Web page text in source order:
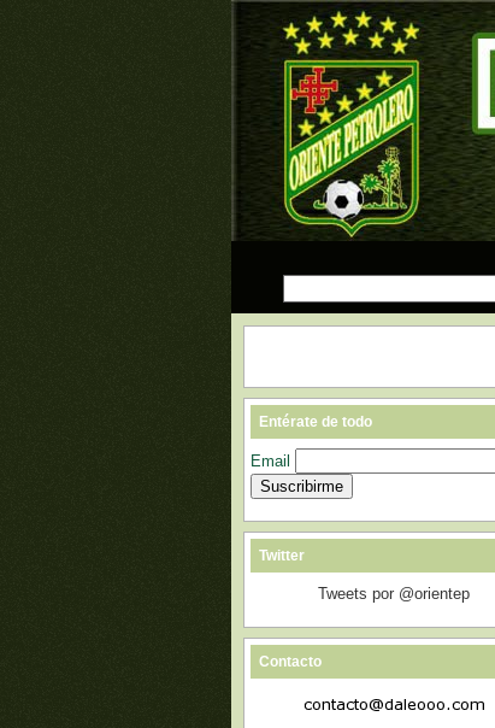
Entérate de todo
Email
Twitter
Tweets por @orientep
Contacto